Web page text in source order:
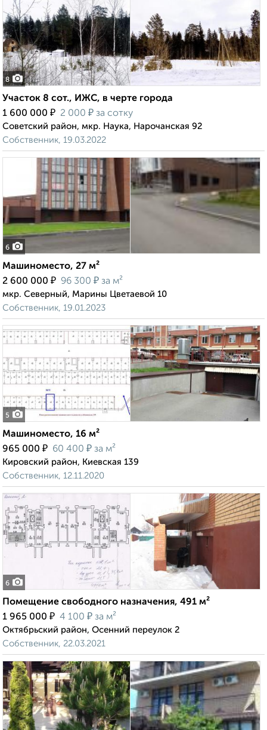
8
Участок 8 сот., ИЖС, в черте города
1 600 000 ₽ 2 000 ₽ за сотку
Советский район, мкр. Наука, Нарочанская 92
Собственник, 19.03.2022
6
Машиноместо, 27 м²
2 600 000 ₽ 96 300 ₽ за м²
мкр. Северный, Марины Цветаевой 10
Собственник, 19.01.2023
5
Машиноместо, 16 м²
965 000 ₽ 60 400 ₽ за м²
Кировский район, Киевская 139
Собственник, 12.11.2020
6
Помещение свободного назначения, 491 м²
1 965 000 ₽ 4 100 ₽ за м²
Октябрьский район, Осенний переулок 2
Собственник, 22.03.2021